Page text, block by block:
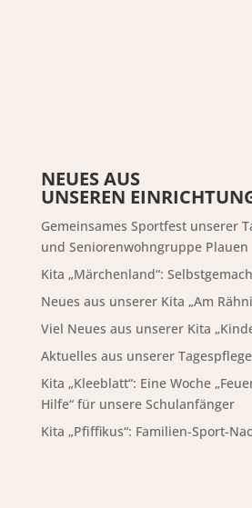
NEUES AUS
UNSEREN
Gemeinsames Sportfest unserer
und Seniorenwohngruppe Plauen
Kita „Märchenland“:
Neues aus unserer Kita „Am
Viel Neues aus unserer Kita
Aktuelles aus unserer
Kita „Kleeblatt“: Eine Woche
Hilfe“ für unsere Schulanfänger
Kita „Pfiffikus“: Familien-Sport-